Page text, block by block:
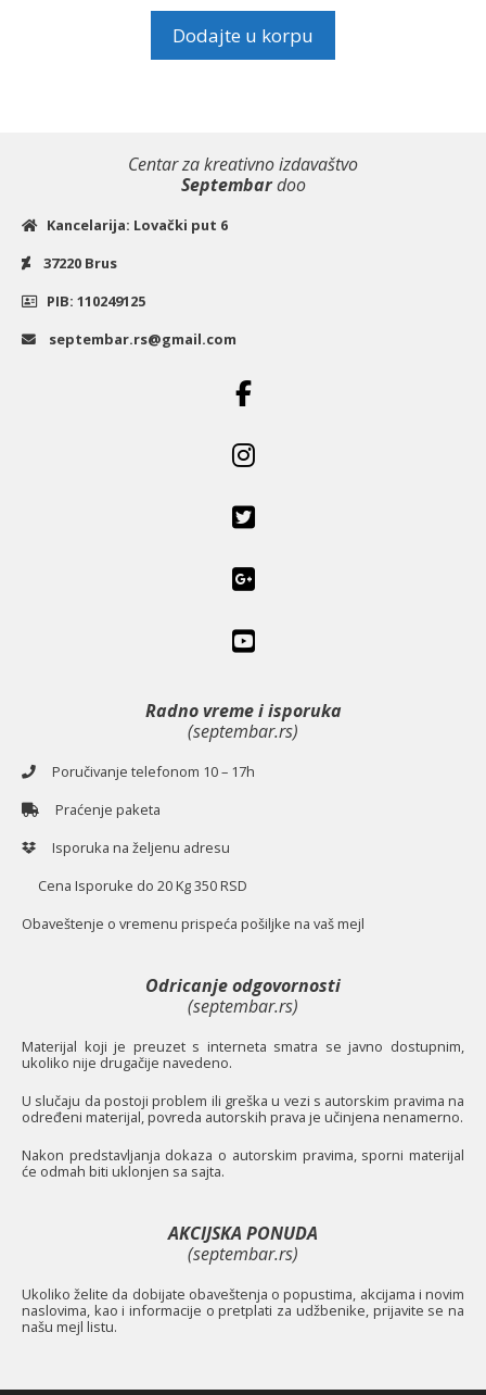
Dodajte u korpu
Centar za kreativno izdavaštvo
Septembardoo
Kancelarija: Lovački put 6
37220 Brus
PIB: 110249125
septembar.rs@gmail.com
Radno vreme i isporuka
(septembar.rs)
Poručivanje telefonom 10 – 17h
Praćenje paketa
Isporuka na željenu adresu
Cena Isporuke do 20 Kg 350 RSD
Obaveštenje o vremenu prispeća pošiljke na vaš mejl
Odricanje odgovornosti
(septembar.rs)
Materijal koji je preuzet s interneta smatra se javno dostupnim,
ukoliko nije drugačije navedeno.
U slučaju da postoji problem ili greška u vezi s autorskim pravima na
određeni materijal, povreda autorskih prava je učinjena nenamerno.
Nakon predstavljanja dokaza o autorskim pravima, sporni materijal
će odmah biti uklonjen sa sajta.
AKCIJSKA PONUDA
(septembar.rs)
Ukoliko želite da dobijate obaveštenja o popustima, akcijama i novim
naslovima, kao i informacije o pretplati za udžbenike, prijavite se na
našu mejl listu.